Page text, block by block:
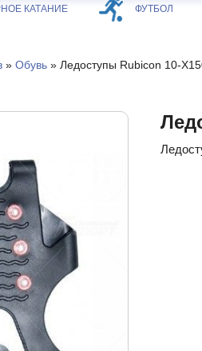
КАТАНИЕ ФУТБОЛ
» Обувь» Ледоступы Rubicon 10-